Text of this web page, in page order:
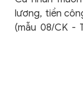
lương, tiền
(mẫu 08/CK -
hợp được áp